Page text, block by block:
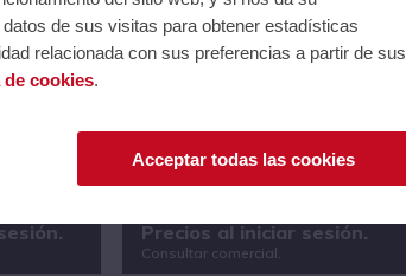
Ref.: LSFFOG-HD-5L
Serie: Humo
Precios al iniciar sesión.
Consultar comercial.
de sus visitas para obtener estadísticas
relacionada con sus preferencias a partir de sus
cookies.
Acceptar todas las cookies